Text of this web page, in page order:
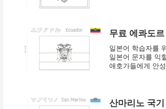
무료 에콰도
일본어 학습자를
일본어 문자를 익
애호가들에게 안
산마리노 국